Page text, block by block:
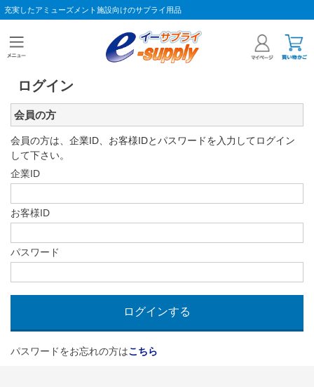
充実したアミューズメント施設向けのサプライ用品
ログイン
会員の方
会員の方は、企業ID、お客様IDとパスワードを入力してログイン
して下さい。
企業ID
お客様ID
パスワード
パスワードをお忘れの方はこちら